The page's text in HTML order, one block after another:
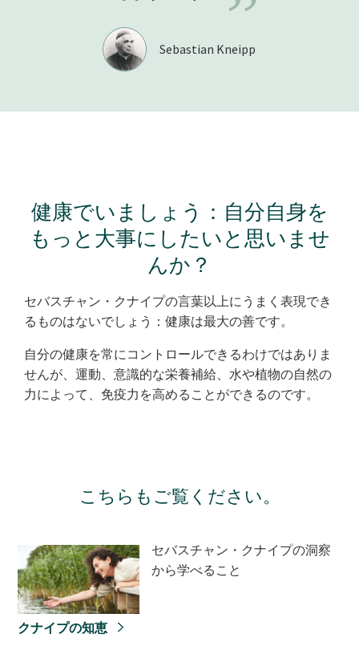
Sebastian Kneipp
健康でいましょう：自分自身を
もっと大事にしたいと思いませ
んか？
セバスチャン・クナイプの言葉以上にうまく表現でき
るものはないでしょう：健康は最大の善です。
自分の健康を常にコントロールできるわけではありま
せんが、運動、意識的な栄養補給、水や植物の自然の
力によって、免疫力を高めることができるのです。
こちらもご覧ください。
セバスチャン・クナイプの洞察
から学べること
クナイプの知恵